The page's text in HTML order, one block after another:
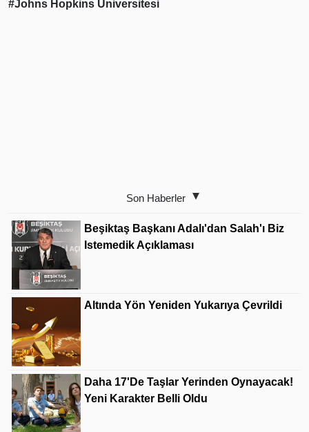
#Johns Hopkins Üniversitesi
Son Haberler
Beşiktaş Başkanı Adalı'dan Salah'ı Biz
Istemedik Açıklaması
Altında Yön Yeniden Yukarıya Çevrildi
Daha 17'de Taşlar Yerinden Oynayacak!
Yeni Karakter Belli Oldu